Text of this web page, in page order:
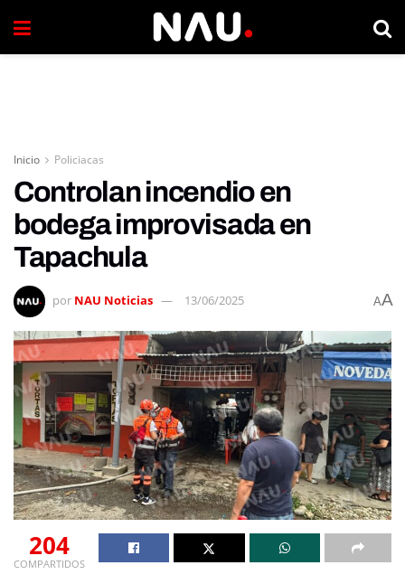
Inicio Policiacas
Controlan incendio en
bodega improvisada en
Tapachula
por NAU Noticias 13/06/2025 AA
204
COMPARTIDOS